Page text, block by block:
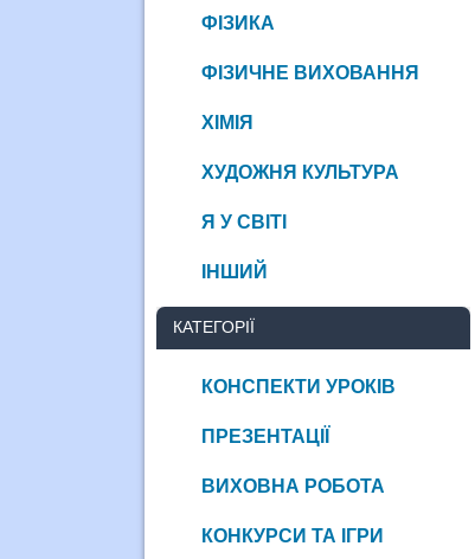
ФІЗИКА
ФІЗИЧНЕ ВИХОВАННЯ
ХІМІЯ
ХУДОЖНЯ КУЛЬТУРА
Я У СВІТІ
ІНШИЙ
КАТЕГОРІЇ
КОНСПЕКТИ УРОКІВ
ПРЕЗЕНТАЦІЇ
ВИХОВНА РОБОТА
КОНКУРСИ ТА ІГРИ